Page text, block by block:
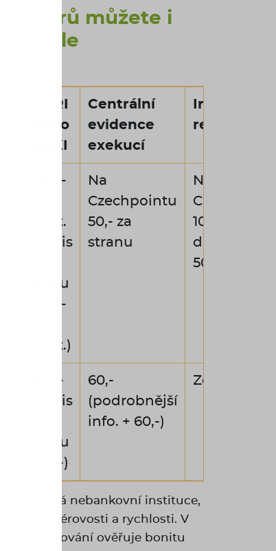
registrů můžete i
ale
NKRI
nebo
BRKI
Centrální
evidence
exekucí
Insolvenční
rejstřík
200,-
pošt.
(výpis
obou
300,-
pošt.)
Na
Czechpointu
50,- za
stranu
Na
Czechpointu
100,- (každá
další strana
50,-)
100,-
(výpis
obou
180,-)
60,-
(podrobnější
info. + 60,-)
Zdarma
ryze česká nebankovní instituce,
férovosti a rychlosti. V
půjčování ověřuje bonitu